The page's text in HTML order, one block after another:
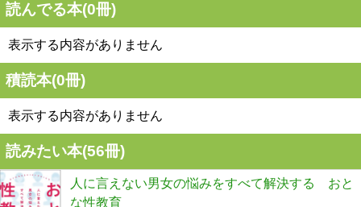
読んでる本(0冊)
表示する内容がありません
積読本(0冊)
表示する内容がありません
読みたい本(56冊)
人に言えない男女の悩みをすべて解決する おと
な性教育